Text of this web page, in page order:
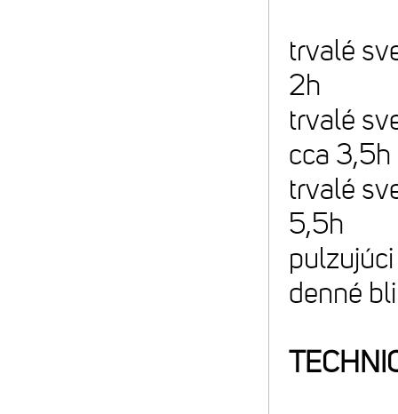
trvalé
2h
trvalé
cca 3,5h
trvalé
5,5h
denné